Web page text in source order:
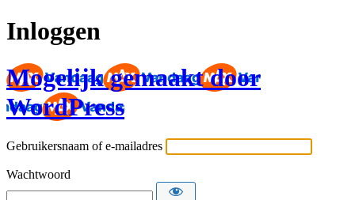
Inloggen
Mogelijk gemaakt door
WordPress
Gebruikersnaam of e-mailadres
Wachtwoord